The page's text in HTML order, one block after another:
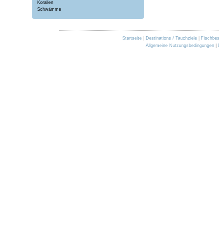
Korallen
Schwämme
Startseite| Destinations / Tauchziele|
Allgemeine Nutzungsbedingungen|